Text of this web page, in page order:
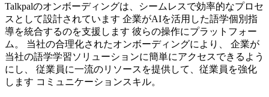
Talkpalのオンボーディングは、シームレスで効率的なプロセ
スとして設計されています 企業がAIを活用した語学個別指
導を統合するのを支援します 彼らの操作にプラットフォー
ム。 当社の合理化されたオンボーディングにより、 企業が
当社の語学学習ソリューションに簡単にアクセスできるよう
にし、 従業員に一流のリソースを提供して、従業員を強化
します コミュニケーションスキル。